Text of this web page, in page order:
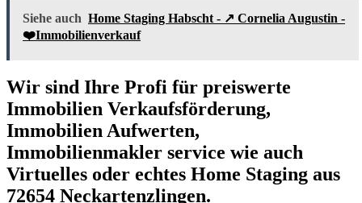
Siehe auch Home Staging Habscht - ↗️ Cornelia Augustin -
❤️Immobilienverkauf
Wir sind Ihre Profi für preiswerte
Immobilien Verkaufsförderung,
Immobilien Aufwerten,
Immobilienmakler service wie auch
Virtuelles oder echtes Home Staging aus
72654 Neckartenzlingen.